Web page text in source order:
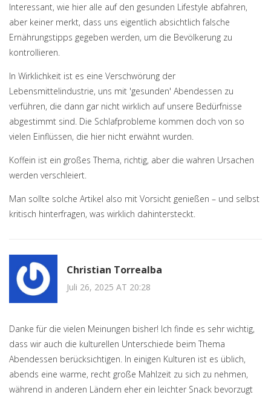
Interessant, wie hier alle auf den gesunden Lifestyle abfahren,
aber keiner merkt, dass uns eigentlich absichtlich falsche
Ernährungstipps gegeben werden, um die Bevölkerung zu
kontrollieren.
In Wirklichkeit ist es eine Verschwörung der
Lebensmittelindustrie, uns mit 'gesunden' Abendessen zu
verführen, die dann gar nicht wirklich auf unsere Bedürfnisse
abgestimmt sind. Die Schlafprobleme kommen doch von so
vielen Einflüssen, die hier nicht erwähnt wurden.
Koffein ist ein großes Thema, richtig, aber die wahren Ursachen
werden verschleiert.
Man sollte solche Artikel also mit Vorsicht genießen – und selbst
kritisch hinterfragen, was wirklich dahintersteckt.
Christian Torrealba
Juli 26, 2025 AT 20:28
Danke für die vielen Meinungen bisher! Ich finde es sehr wichtig,
dass wir auch die kulturellen Unterschiede beim Thema
Abendessen berücksichtigen. In einigen Kulturen ist es üblich,
abends eine warme, recht große Mahlzeit zu sich zu nehmen,
während in anderen Ländern eher ein leichter Snack bevorzugt